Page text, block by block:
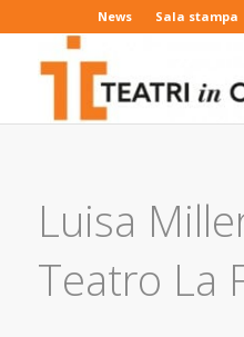
News Sala stampa
Luisa
Teatro La